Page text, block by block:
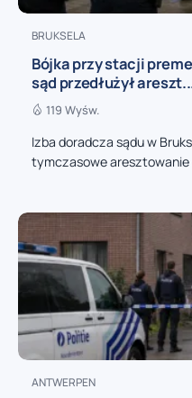
BRUKSELA
Bójka przy stacji
sąd przedłużył
119 Wyśw.
Izba doradcza sądu w
tymczasowe aresztowanie
ANTWERPEN